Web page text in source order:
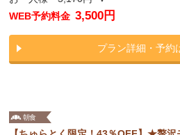
WEB予約料金 3,500円
プラン詳細・予約